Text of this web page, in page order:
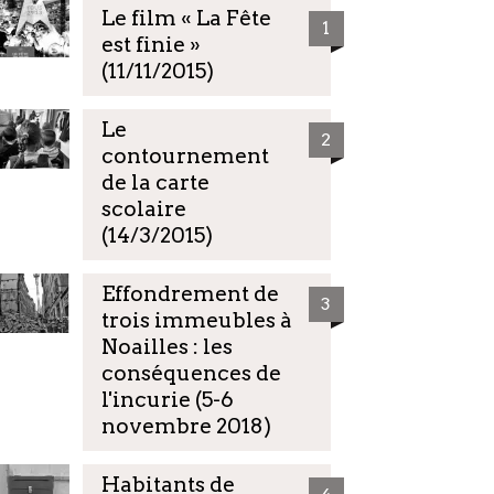
Le film « La Fête
est finie »
(11/11/2015)
1
Le
contournement
de la carte
scolaire
(14/3/2015)
2
Effondrement de
trois immeubles à
Noailles : les
conséquences de
l'incurie (5-6
novembre 2018)
3
Habitants de